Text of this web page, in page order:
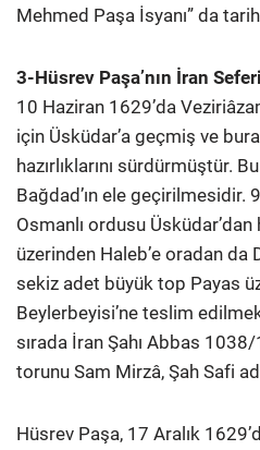
Mehmed Paşa İsyanı” da
3-Hüsrev Paşa’nın İran
10 Haziran 1629’da
için Üsküdar’a geçmiş ve
hazırlıklarını sürdürmüştür.
Bağdad’ın ele geçirilmesidir.
Osmanlı ordusu
üzerinden Haleb’e oradan da
sekiz adet büyük top Payas
Beylerbeyisi’ne teslim
sırada İran Şahı Abbas
torunu Sam Mirzâ, Şah Safi
Hüsrev Paşa, 17 Aralık